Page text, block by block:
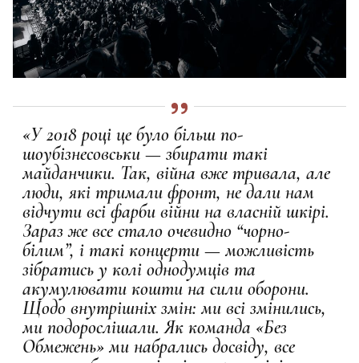
«У 2018 році це було більш по-
шоубізнесовськи — збирати такі
майданчики. Так, війна вже тривала, але
люди, які тримали фронт, не дали нам
відчути всі фарби війни на власній шкірі.
Зараз же все стало очевидно “чорно-
білим”, і такі концерти — можливість
зібратись у колі однодумців та
акумулювати кошти на сили оборони.
Щодо внутрішніх змін: ми всі змінились,
ми подорослішали. Як команда «Без
Обмежень» ми набрались досвіду, все